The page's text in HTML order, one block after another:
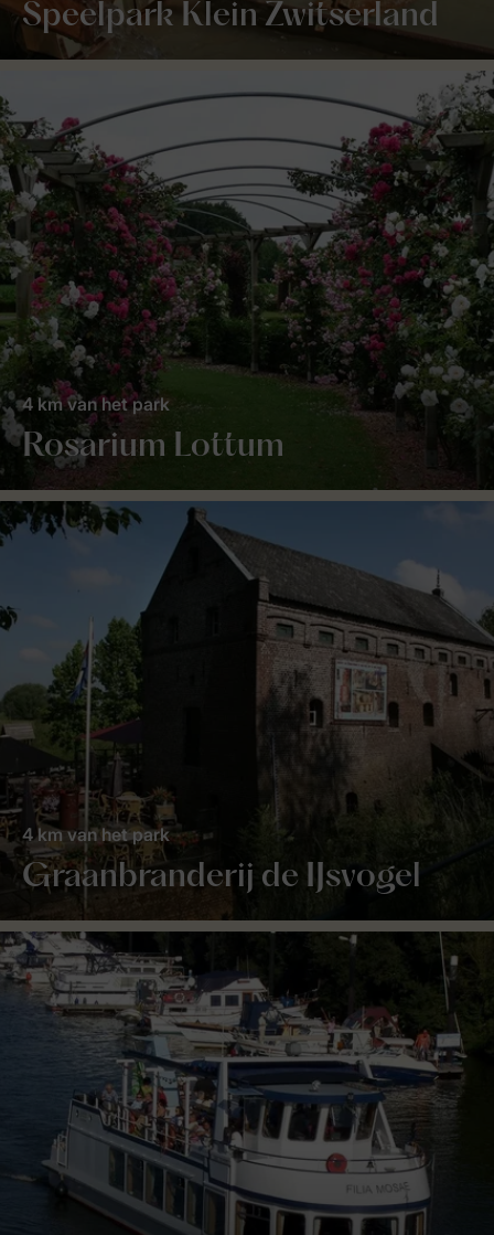
Speelpark Klein Zwitserland
Rosarium Lottum
4 km van het park
Graanbranderij de IJsvogel
4 km van het park